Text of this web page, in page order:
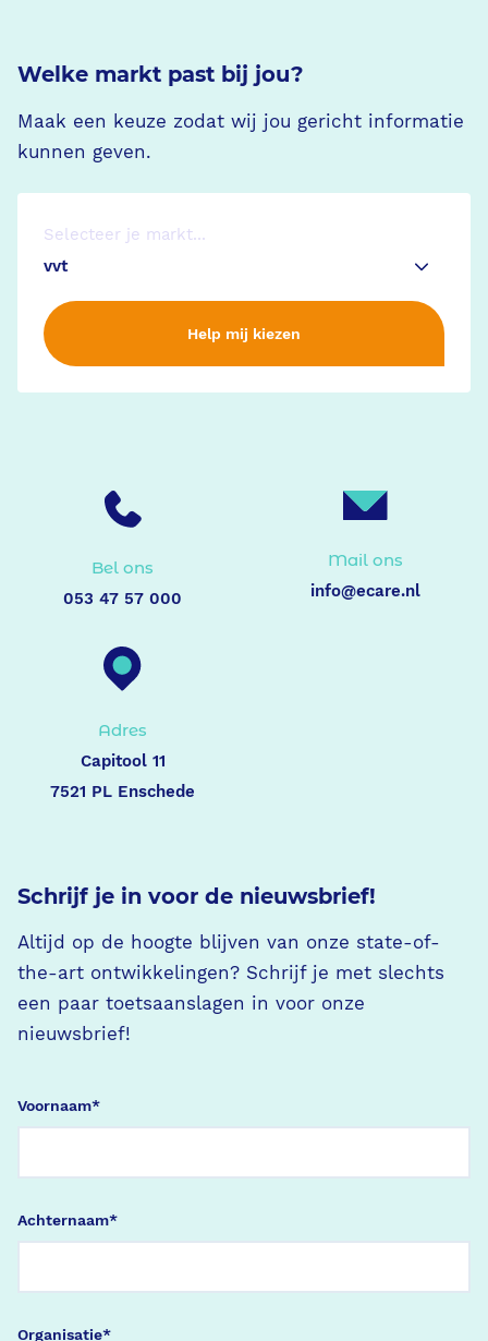
Welke markt past bij jou?
Maak een keuze zodat wij jou gericht informatie
kunnen geven.
Selecteer je markt...
Help mij kiezen
Bel ons
053 47 57 000
Mail ons
info@ecare.nl
Adres
Capitool 11
7521 PL Enschede
Schrijf je in voor de nieuwsbrief!
Altijd op de hoogte blijven van onze state-of-
the-art ontwikkelingen? Schrijf je met slechts
een paar toetsaanslagen in voor onze
nieuwsbrief!
Voornaam*
Achternaam*
Organisatie*